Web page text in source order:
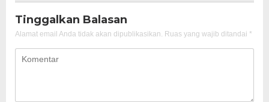
Tinggalkan Balasan
Alamat email Anda tidak akan dipublikasikan. Ruas yang wajib ditandai *